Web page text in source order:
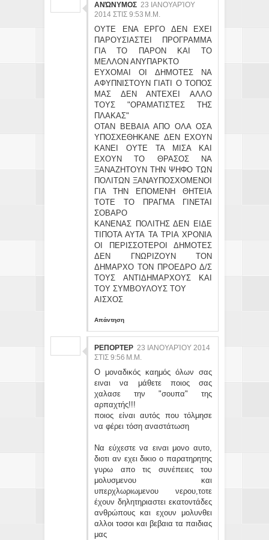
ΑΝΏΝΥΜΟΣ 23 ΙΑΝΟΥΑΡΊΟΥ
2014 ΣΤΙΣ 9:53 Μ.Μ.
ΟΥΤΕ ΕΝΑ ΕΡΓΟ ΔΕΝ ΕΧΕΙ
ΠΑΡΟΥΣΙΑΣΤΕΙ ΠΡΟΓΡΑΜΜΑ
ΓΙΑ ΤΟ ΠΑΡΟΝ ΚΑΙ ΤΟ
ΜΕΛΛΟΝ ΑΝΥΠΑΡΚΤΟ
ΕΥΧΟΜΑΙ ΟΙ ΔΗΜΟΤΕΣ ΝΑ
ΑΦΥΠΝΙΣΤΟΥΝ ΓΙΑΤΙ Ο ΤΟΠΟΣ
ΜΑΣ ΔΕΝ ΑΝΤΕΧΕΙ ΑΛΛΟ
ΤΟΥΣ "ΟΡΑΜΑΤΙΣΤΕΣ ΤΗΣ
ΠΛΑΚΑΣ"
ΟΤΑΝ ΒΕΒΑΙΑ ΑΠΟ ΟΛΑ ΟΣΑ
ΥΠΟΣΧΕΘΗΚΑΝΕ ΔΕΝ ΕΧΟΥΝ
ΚΑΝΕΙ ΟΥΤΕ ΤΑ ΜΙΣΑ ΚΑΙ
ΕΧΟΥΝ ΤΟ ΘΡΑΣΟΣ ΝΑ
ΞΑΝΑΖΗΤΟΥΝ ΤΗΝ ΨΗΦΟ ΤΩΝ
ΠΟΛΙΤΩΝ ΞΑΝΑΥΠΟΣΧΟΜΕΝΟΙ
ΓΙΑ ΤΗΝ ΕΠΟΜΕΝΗ ΘΗΤΕΙΑ
ΤΟΤΕ ΤΟ ΠΡΑΓΜΑ ΓΙΝΕΤΑΙ
ΣΟΒΑΡΟ
ΚΑΝΕΝΑΣ ΠΟΛΙΤΗΣ ΔΕΝ ΕΙΔΕ
ΤΙΠΟΤΑ ΑΥΤΑ ΤΑ ΤΡΙΑ ΧΡΟΝΙΑ
ΟΙ ΠΕΡΙΣΣΟΤΕΡΟΙ ΔΗΜΟΤΕΣ
ΔΕΝ ΓΝΩΡΙΖΟΥΝ ΤΟΝ
ΔΗΜΑΡΧΟ ΤΟΝ ΠΡΟΕΔΡΟ Δ/Σ
ΤΟΥΣ ΑΝΤΙΔΗΜΑΡΧΟΥΣ ΚΑΙ
ΤΟΥ ΣΥΜΒΟΥΛΟΥΣ ΤΟΥ
ΑΙΣΧΟΣ
Απάντηση
ΡΕΠΟΡΤΕΡ 23 ΙΑΝΟΥΑΡΊΟΥ 2014
ΣΤΙΣ 9:56 Μ.Μ.
Ο μοναδικός καημός όλων σας
ειναι να μάθετε ποιος σας
χαλασε την "σουπα" της
αρπαχτής!!!
ποιος είναι αυτός που τόλμησε
να φέρει τόση αναστάτωση
Να εύχεστε να ειναι μονο αυτο,
διοτι αν εχει δικιο ο παρατηρητης
γυρω απο τις συνέπειες του
μολυσμενου και
υπερχλωριωμενου νερου,τοτε
έχουν δηλητηριαστει εκατοντάδες
ανθρώπους και εχουν μολυνθει
αλλοι τοσοι και βεβαια τα παιδιας
μας